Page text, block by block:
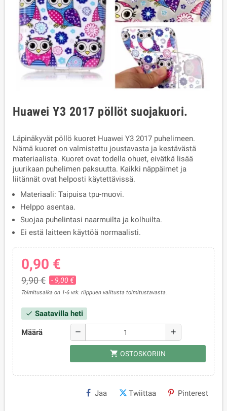
Huawei Y3 2017 pöllöt suojakuori.
Läpinäkyvät pöllö kuoret Huawei Y3 2017 puhelimeen.
Nämä kuoret on valmistettu joustavasta ja kestävästä
materiaalista. Kuoret ovat todella ohuet, eivätkä lisää
juurikaan puhelimen paksuutta. Kaikki näppäimet ja
liitännät ovat helposti käytettävissä.
Materiaali: Taipuisa tpu-muovi.
Helppo asentaa.
Suojaa puhelintasi naarmuilta ja kolhuilta.
Ei estä laitteen käyttöä normaalisti.
0,90 €
9,90 € - 9,00 €
Toimitusaika on 1-6 vrk. riippuen valitusta toimitustavasta.
check Saatavilla heti
Määrä remove add
shopping_cart OSTOSKORIIN
Jaa Twiittaa Pinterest